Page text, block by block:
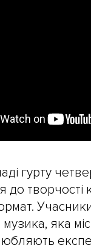
гурту
до творчості
яка